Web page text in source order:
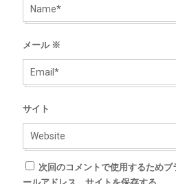
メール ※
サイト
次回のコメントで使用するため